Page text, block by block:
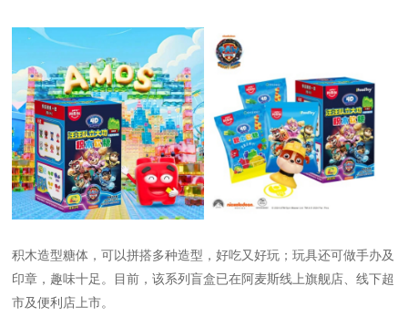
积木造型糖体，可以拼搭多种造型，好吃又好玩；玩具还可做手办及
印章，趣味十足。目前，该系列盲盒已在阿麦斯线上旗舰店、线下超
市及便利店上市。